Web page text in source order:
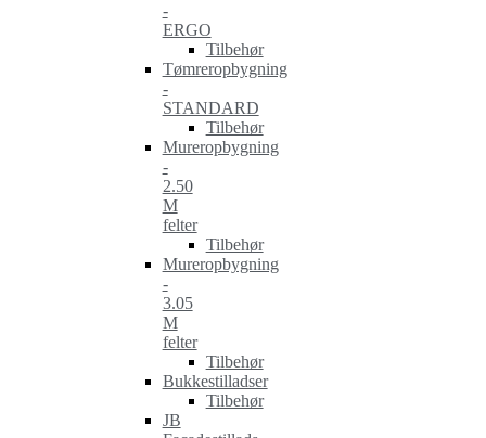
-
ERGO
Tilbehør
Tømreropbygning
-
STANDARD
Tilbehør
Mureropbygning
-
2.50
M
felter
Tilbehør
Mureropbygning
-
3.05
M
felter
Tilbehør
Bukkestilladser
Tilbehør
JB